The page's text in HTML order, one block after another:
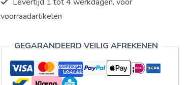
voorraadartikelen
GEGARANDEERD VEILIG AFREKENEN